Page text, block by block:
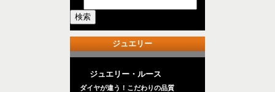
ジュエリー
ジュエリー・ルース
ダイヤが違う！こだわりの品質